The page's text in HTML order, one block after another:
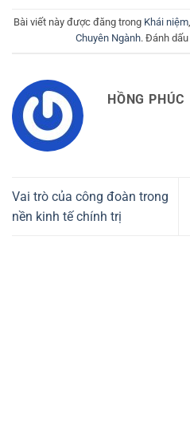
Bài viết này được đăng trong Khái niệm
Chuyên Ngành. Đánh dấu
HỒNG PHÚC
Vai trò của công đoàn trong
nền kinh tế chính trị